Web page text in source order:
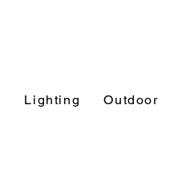
Lighting Outdoor